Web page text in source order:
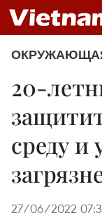
20-
среду
27/06/2022